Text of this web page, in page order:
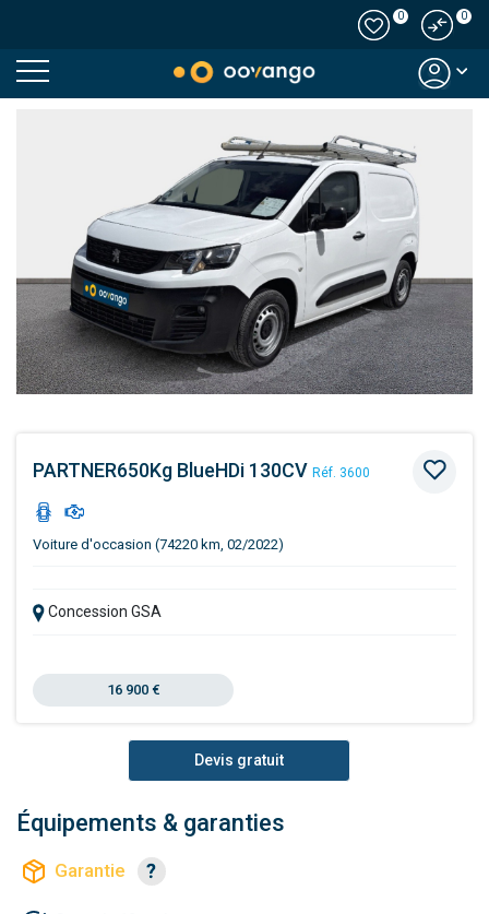
0 0
Devis gratuit
Équipements & garanties
Garantie
PARTNER650Kg BlueHDi 130CV Réf. 3600
Voiture d'occasion (74220 km, 02/2022)
Concession GSA
16 900 €
Modal country